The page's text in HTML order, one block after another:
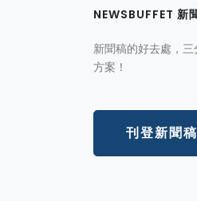
NEWSBUFFET 新
新聞稿的好去處，
方案！
刊登新聞稿